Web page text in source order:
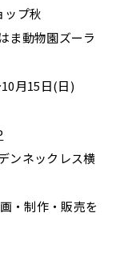
ップ秋
ま動物園ズーラ
月15日(日)
ンネックレス横
・制作・販売を